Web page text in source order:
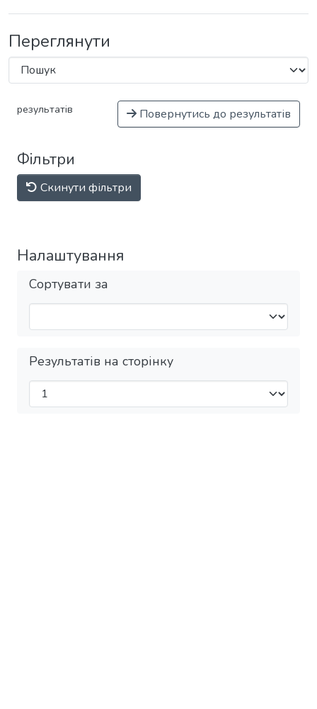
Переглянути
результатів Повернутись до результатів
Фільтри
Скинути фільтри
Налаштування
Сортувати за
Результатів на сторінку